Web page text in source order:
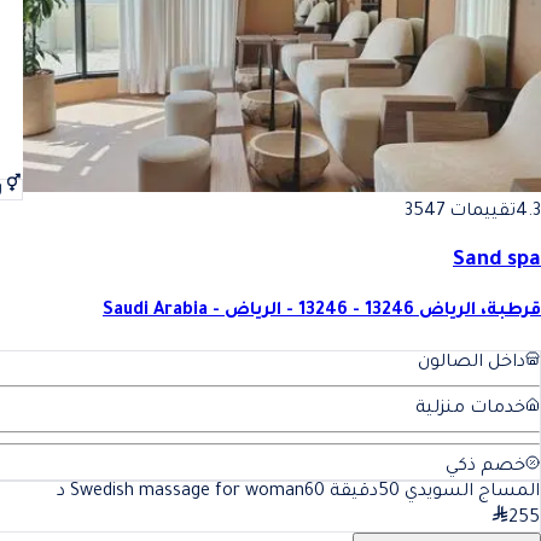
4.3تقييمات 3547
Sand spa
قرطبة، الرياض 13246 - 13246 - الرياض - Saudi Arabia
داخل الصالون
خدمات منزلية
خصم ذكي
المساج السويدي 50دقيقة Swedish massage for woman
60
د
255